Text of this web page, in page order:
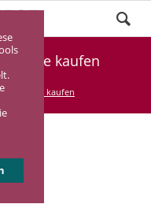
kaufen
kaufen